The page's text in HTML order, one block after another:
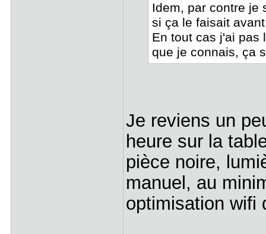
Idem, par contre je
si ça le faisait
En tout cas j'ai pas
que je connais, ça
Je reviens un
heure sur la
pièce noire,
manuel, au
optimisation wifi